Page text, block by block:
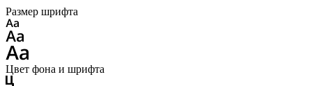
Размер шрифта
Цвет фона и шрифта